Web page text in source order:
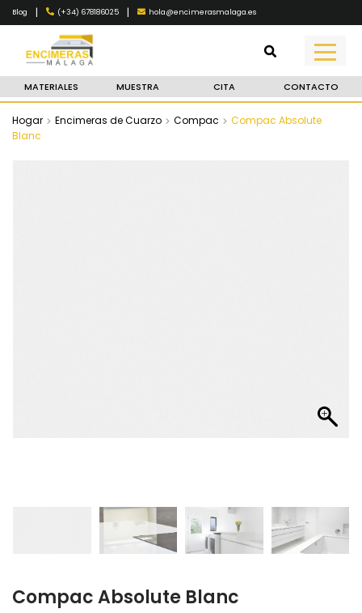
Blog | (+34) 678186025 | hola@encimerasmalaga.es
MATERIALES MUESTRA CITA CONTACTO
Hogar Encimeras de Cuarzo Compac
Compac Absolute
Blanc
Compac Absolute Blanc